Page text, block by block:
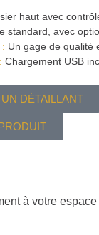
haut avec
standard, avec
Un gage de qualité
Chargement USB
DÉTAILLANT
à votre espace